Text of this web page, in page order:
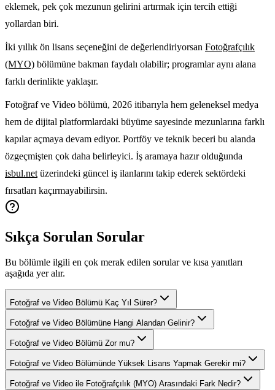
eklemek, pek çok mezunun gelirini artırmak için tercih ettiği
yollardan biri.
İki yıllık ön lisans seçeneğini de değerlendiriyorsan Fotoğrafçılık
(MYO) bölümüne bakman faydalı olabilir; programlar aynı alana
farklı derinlikte yaklaşır.
Fotoğraf ve Video bölümü, 2026 itibarıyla hem geleneksel medya
hem de dijital platformlardaki büyüme sayesinde mezunlarına farklı
kapılar açmaya devam ediyor. Portföy ve teknik beceri bu alanda
özgeçmişten çok daha belirleyici. İş aramaya hazır olduğunda
isbul.net üzerindeki güncel iş ilanlarını takip ederek sektördeki
fırsatları kaçırmayabilirsin.
Sıkça Sorulan Sorular
Bu bölümle ilgili en çok merak edilen sorular ve kısa yanıtları
aşağıda yer alır.
Fotoğraf ve Video Bölümü Kaç Yıl Sürer?
Fotoğraf ve Video Bölümüne Hangi Alandan Gelinir?
Fotoğraf ve Video Bölümü Zor mu?
Fotoğraf ve Video Bölümünde Yüksek Lisans Yapmak Gerekir mi?
Fotoğraf ve Video ile Fotoğrafçılık (MYO) Arasındaki Fark Nedir?